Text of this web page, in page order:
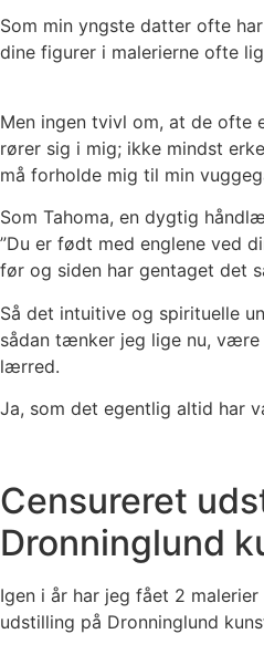
Som min yngste datter ofte
dine figurer i malerierne ofte
Men ingen tvivl om, at de ofte
rører sig i mig; ikke mindst
må forholde mig til min
Som Tahoma, en dygtig
”Du er født med englene ved
før og siden har gentaget det
Så det intuitive og spirituelle
sådan tænker jeg lige nu,
lærred.
Ja, som det egentlig altid har
Censureret
Dronninglund
Igen i år har jeg fået 2
udstilling på Dronninglund